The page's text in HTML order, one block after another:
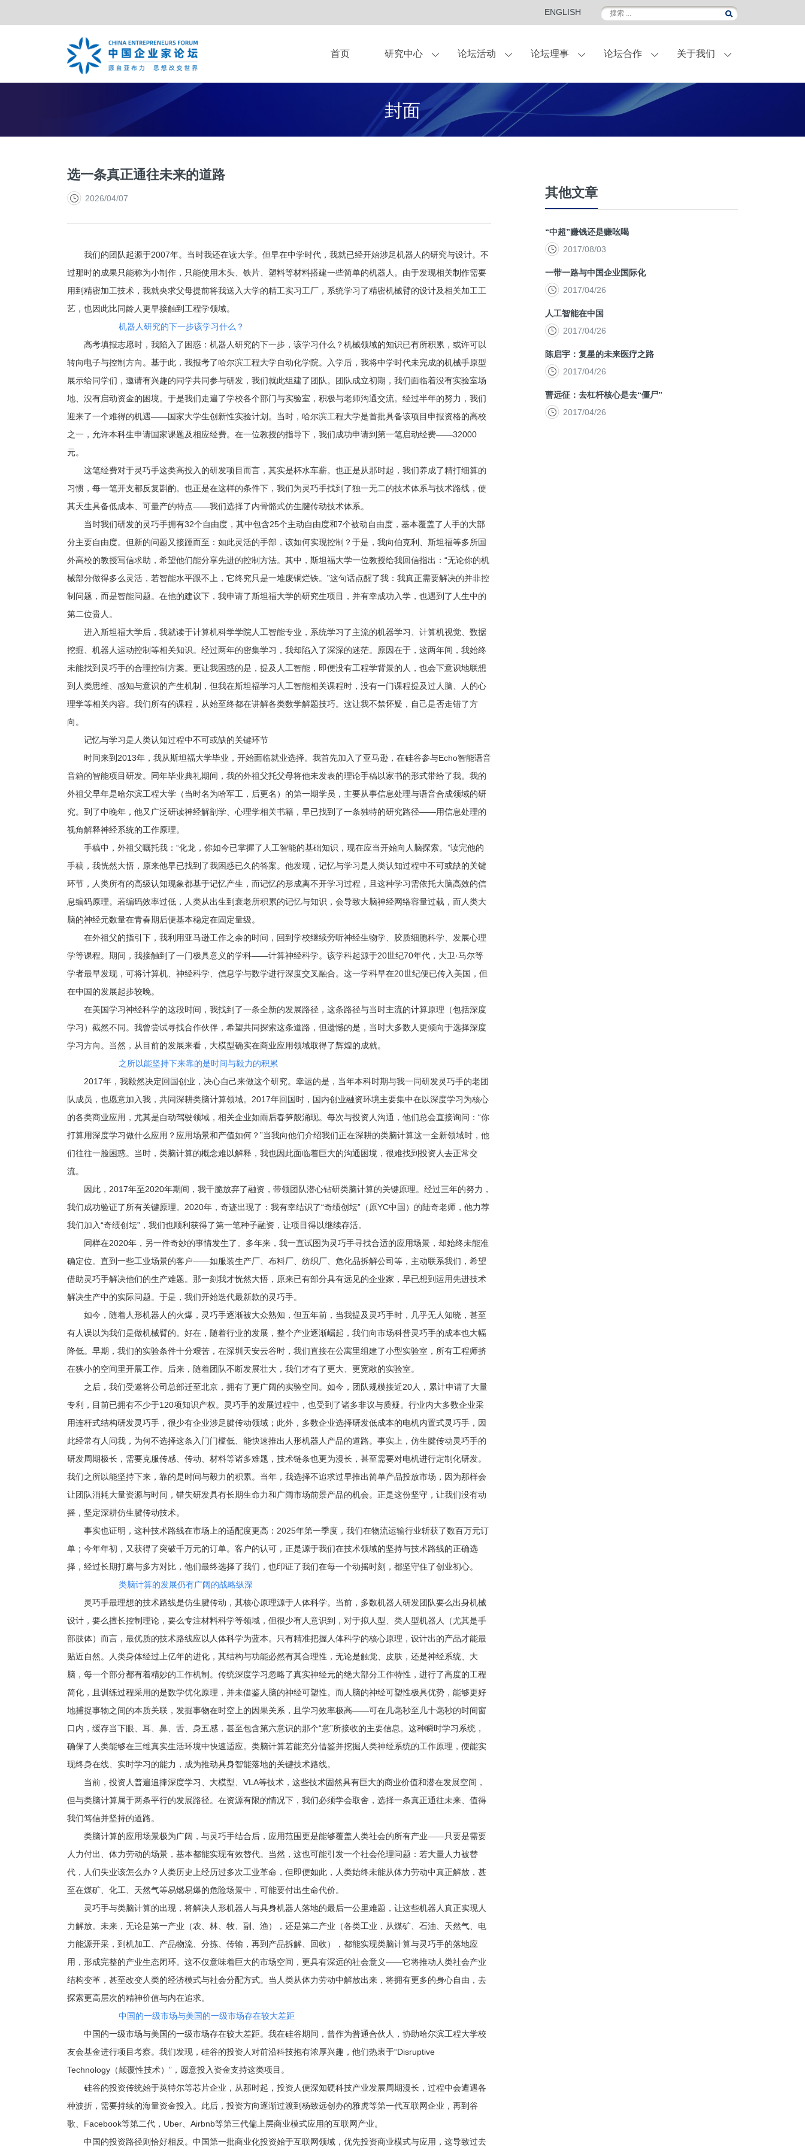
ENGLISH
首页 研究中心
书籍
论坛活动
夏季年会 青年论坛 CEO研讨会 外滩金融峰会 国际访问
论坛理事
亚布力论坛理事
论坛合作
战略合作伙伴 独家显示方案合作商 企业家健康守护伙伴 联名定制葡萄酒
合作伙伴-会员 合作申请
关于我们
亚布力企业家论坛永久会址
封面
选一条真正通往未来的道路
2026/04/07
我们的团队起源于2007年。当时我还在读大学。但早在中学时代，我就已经开始涉足机器人的研究与设计。不
过那时的成果只能称为小制作，只能使用木头、铁片、塑料等材料搭建一些简单的机器人。由于发现相关制作需要
用到精密加工技术，我就央求父母提前将我送入大学的精工实习工厂，系统学习了精密机械臂的设计及相关加工工
艺，也因此比同龄人更早接触到工程学领域。
机器人研究的下一步该学习什么？
高考填报志愿时，我陷入了困惑：机器人研究的下一步，该学习什么？机械领域的知识已有所积累，或许可以
转向电子与控制方向。基于此，我报考了哈尔滨工程大学自动化学院。入学后，我将中学时代未完成的机械手原型
展示给同学们，邀请有兴趣的同学共同参与研发，我们就此组建了团队。团队成立初期，我们面临着没有实验室场
地、没有启动资金的困境。于是我们走遍了学校各个部门与实验室，积极与老师沟通交流。经过半年的努力，我们
迎来了一个难得的机遇——国家大学生创新性实验计划。当时，哈尔滨工程大学是首批具备该项目申报资格的高校
之一，允许本科生申请国家课题及相应经费。在一位教授的指导下，我们成功申请到第一笔启动经费——32000
元。
这笔经费对于灵巧手这类高投入的研发项目而言，其实是杯水车薪。也正是从那时起，我们养成了精打细算的
习惯，每一笔开支都反复斟酌。也正是在这样的条件下，我们为灵巧手找到了独一无二的技术体系与技术路线，使
其天生具备低成本、可量产的特点——我们选择了内骨骼式仿生腱传动技术体系。
当时我们研发的灵巧手拥有32个自由度，其中包含25个主动自由度和7个被动自由度，基本覆盖了人手的大部
分主要自由度。但新的问题又接踵而至：如此灵活的手部，该如何实现控制？于是，我向伯克利、斯坦福等多所国
外高校的教授写信求助，希望他们能分享先进的控制方法。其中，斯坦福大学一位教授给我回信指出：“无论你的机
械部分做得多么灵活，若智能水平跟不上，它终究只是一堆废铜烂铁。”这句话点醒了我：我真正需要解决的并非控
制问题，而是智能问题。在他的建议下，我申请了斯坦福大学的研究生项目，并有幸成功入学，也遇到了人生中的
第二位贵人。
进入斯坦福大学后，我就读于计算机科学学院人工智能专业，系统学习了主流的机器学习、计算机视觉、数据
挖掘、机器人运动控制等相关知识。经过两年的密集学习，我却陷入了深深的迷茫。原因在于，这两年间，我始终
未能找到灵巧手的合理控制方案。更让我困惑的是，提及人工智能，即便没有工程学背景的人，也会下意识地联想
到人类思维、感知与意识的产生机制，但我在斯坦福学习人工智能相关课程时，没有一门课程提及过人脑、人的心
理学等相关内容。我们所有的课程，从始至终都在讲解各类数学解题技巧。这让我不禁怀疑，自己是否走错了方
向。
记忆与学习是人类认知过程中不可或缺的关键环节
时间来到2013年，我从斯坦福大学毕业，开始面临就业选择。我首先加入了亚马逊，在硅谷参与Echo智能语音
音箱的智能项目研发。同年毕业典礼期间，我的外祖父托父母将他未发表的理论手稿以家书的形式带给了我。我的
外祖父早年是哈尔滨工程大学（当时名为哈军工，后更名）的第一期学员，主要从事信息处理与语音合成领域的研
究。到了中晚年，他又广泛研读神经解剖学、心理学相关书籍，早已找到了一条独特的研究路径——用信息处理的
视角解释神经系统的工作原理。
手稿中，外祖父嘱托我：“化龙，你如今已掌握了人工智能的基础知识，现在应当开始向人脑探索。”读完他的
手稿，我恍然大悟，原来他早已找到了我困惑已久的答案。他发现，记忆与学习是人类认知过程中不可或缺的关键
环节，人类所有的高级认知现象都基于记忆产生，而记忆的形成离不开学习过程，且这种学习需依托大脑高效的信
息编码原理。若编码效率过低，人类从出生到衰老所积累的记忆与知识，会导致大脑神经网络容量过载，而人类大
脑的神经元数量在青春期后便基本稳定在固定量级。
在外祖父的指引下，我利用亚马逊工作之余的时间，回到学校继续旁听神经生物学、胶质细胞科学、发展心理
学等课程。期间，我接触到了一门极具意义的学科——计算神经科学。该学科起源于20世纪70年代，大卫·马尔等
学者最早发现，可将计算机、神经科学、信息学与数学进行深度交叉融合。这一学科早在20世纪便已传入美国，但
在中国的发展起步较晚。
在美国学习神经科学的这段时间，我找到了一条全新的发展路径，这条路径与当时主流的计算原理（包括深度
学习）截然不同。我曾尝试寻找合作伙伴，希望共同探索这条道路，但遗憾的是，当时大多数人更倾向于选择深度
学习方向。当然，从目前的发展来看，大模型确实在商业应用领域取得了辉煌的成就。
之所以能坚持下来靠的是时间与毅力的积累
2017年，我毅然决定回国创业，决心自己来做这个研究。幸运的是，当年本科时期与我一同研发灵巧手的老团
队成员，也愿意加入我，共同深耕类脑计算领域。2017年回国时，国内创业融资环境主要集中在以深度学习为核心
的各类商业应用，尤其是自动驾驶领域，相关企业如雨后春笋般涌现。每次与投资人沟通，他们总会直接询问：“你
打算用深度学习做什么应用？应用场景和产值如何？”当我向他们介绍我们正在深耕的类脑计算这一全新领域时，他
们往往一脸困惑。当时，类脑计算的概念难以解释，我也因此面临着巨大的沟通困境，很难找到投资人去正常交
流。
因此，2017年至2020年期间，我干脆放弃了融资，带领团队潜心钻研类脑计算的关键原理。经过三年的努力，
我们成功验证了所有关键原理。2020年，奇迹出现了：我有幸结识了“奇绩创坛”（原YC中国）的陆奇老师，他力荐
我们加入“奇绩创坛”，我们也顺利获得了第一笔种子融资，让项目得以继续存活。
同样在2020年，另一件奇妙的事情发生了。多年来，我一直试图为灵巧手寻找合适的应用场景，却始终未能准
确定位。直到一些工业场景的客户——如服装生产厂、布料厂、纺织厂、危化品拆解公司等，主动联系我们，希望
借助灵巧手解决他们的生产难题。那一刻我才恍然大悟，原来已有部分具有远见的企业家，早已想到运用先进技术
解决生产中的实际问题。于是，我们开始迭代最新款的灵巧手。
如今，随着人形机器人的火爆，灵巧手逐渐被大众熟知，但五年前，当我提及灵巧手时，几乎无人知晓，甚至
有人误以为我们是做机械臂的。好在，随着行业的发展，整个产业逐渐崛起，我们向市场科普灵巧手的成本也大幅
降低。早期，我们的实验条件十分艰苦，在深圳天安云谷时，我们直接在公寓里组建了小型实验室，所有工程师挤
在狭小的空间里开展工作。后来，随着团队不断发展壮大，我们才有了更大、更宽敞的实验室。
之后，我们受邀将公司总部迁至北京，拥有了更广阔的实验空间。如今，团队规模接近20人，累计申请了大量
专利，目前已拥有不少于120项知识产权。灵巧手的发展过程中，也受到了诸多非议与质疑。行业内大多数企业采
用连杆式结构研发灵巧手，很少有企业涉足腱传动领域；此外，多数企业选择研发低成本的电机内置式灵巧手，因
此经常有人问我，为何不选择这条入门门槛低、能快速推出人形机器人产品的道路。事实上，仿生腱传动灵巧手的
研发周期极长，需要克服传感、传动、材料等诸多难题，技术链条也更为漫长，甚至需要对电机进行定制化研发。
我们之所以能坚持下来，靠的是时间与毅力的积累。当年，我选择不追求过早推出简单产品投放市场，因为那样会
让团队消耗大量资源与时间，错失研发具有长期生命力和广阔市场前景产品的机会。正是这份坚守，让我们没有动
摇，坚定深耕仿生腱传动技术。
事实也证明，这种技术路线在市场上的适配度更高：2025年第一季度，我们在物流运输行业斩获了数百万元订
单；今年年初，又获得了突破千万元的订单。客户的认可，正是源于我们在技术领域的坚持与技术路线的正确选
择，经过长期打磨与多方对比，他们最终选择了我们，也印证了我们在每一个动摇时刻，都坚守住了创业初心。
类脑计算的发展仍有广阔的战略纵深
灵巧手最理想的技术路线是仿生腱传动，其核心原理源于人体科学。当前，多数机器人研发团队要么出身机械
设计，要么擅长控制理论，要么专注材料科学等领域，但很少有人意识到，对于拟人型、类人型机器人（尤其是手
部肢体）而言，最优质的技术路线应以人体科学为蓝本。只有精准把握人体科学的核心原理，设计出的产品才能最
贴近自然。人类身体经过上亿年的进化，其结构与功能必然有其合理性，无论是触觉、皮肤，还是神经系统、大
脑，每一个部分都有着精妙的工作机制。传统深度学习忽略了真实神经元的绝大部分工作特性，进行了高度的工程
简化，且训练过程采用的是数学优化原理，并未借鉴人脑的神经可塑性。而人脑的神经可塑性极具优势，能够更好
地捕捉事物之间的本质关联，发掘事物在时空上的因果关系，且学习效率极高——可在几毫秒至几十毫秒的时间窗
口内，缓存当下眼、耳、鼻、舌、身五感，甚至包含第六意识的那个“意”所接收的主要信息。这种瞬时学习系统，
确保了人类能够在三维真实生活环境中快速适应。类脑计算若能充分借鉴并挖掘人类神经系统的工作原理，便能实
现终身在线、实时学习的能力，成为推动具身智能落地的关键技术路线。
当前，投资人普遍追捧深度学习、大模型、VLA等技术，这些技术固然具有巨大的商业价值和潜在发展空间，
但与类脑计算属于两条平行的发展路径。在资源有限的情况下，我们必须学会取舍，选择一条真正通往未来、值得
我们笃信并坚持的道路。
类脑计算的应用场景极为广阔，与灵巧手结合后，应用范围更是能够覆盖人类社会的所有产业——只要是需要
人力付出、体力劳动的场景，基本都能实现有效替代。当然，这也可能引发一个社会伦理问题：若大量人力被替
代，人们失业该怎么办？人类历史上经历过多次工业革命，但即便如此，人类始终未能从体力劳动中真正解放，甚
至在煤矿、化工、天然气等易燃易爆的危险场景中，可能要付出生命代价。
灵巧手与类脑计算的出现，将解决人形机器人与具身机器人落地的最后一公里难题，让这些机器人真正实现人
力解放。未来，无论是第一产业（农、林、牧、副、渔），还是第二产业（各类工业，从煤矿、石油、天然气、电
力能源开采，到机加工、产品物流、分拣、传输，再到产品拆解、回收），都能实现类脑计算与灵巧手的落地应
用，形成完整的产业生态闭环。这不仅意味着巨大的市场空间，更具有深远的社会意义——它将推动人类社会产业
结构变革，甚至改变人类的经济模式与社会分配方式。当人类从体力劳动中解放出来，将拥有更多的身心自由，去
探索更高层次的精神价值与内在追求。
中国的一级市场与美国的一级市场存在较大差距
中国的一级市场与美国的一级市场存在较大差距。我在硅谷期间，曾作为普通合伙人，协助哈尔滨工程大学校
友会基金进行项目考察。我们发现，硅谷的投资人对前沿科技抱有浓厚兴趣，他们热衷于“Disruptive
Technology（颠覆性技术）”，愿意投入资金支持这类项目。
硅谷的投资传统始于英特尔等芯片企业，从那时起，投资人便深知硬科技产业发展周期漫长，过程中会遭遇各
种波折，需要持续的海量资金投入。此后，投资方向逐渐过渡到杨致远创办的雅虎等第一代互联网企业，再到谷
歌、Facebook等第二代，Uber、Airbnb等第三代偏上层商业模式应用的互联网产业。
中国的投资路径则恰好相反。中国第一批商业化投资始于互联网领域，优先投资商业模式与应用，这导致过去
其他文章
“中超”赚钱还是赚吆喝
2017/08/03
一带一路与中国企业国际化
2017/04/26
人工智能在中国
2017/04/26
陈启宇：复星的未来医疗之路
2017/04/26
曹远征：去杠杆核心是去“僵尸”
2017/04/26